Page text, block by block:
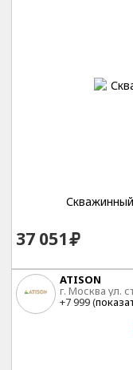
37 051
ATISON
г. Москва ул.
+7 999 (